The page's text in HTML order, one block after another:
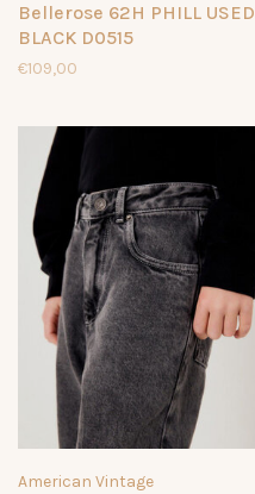
Bellerose 62H PHILL USED
BLACK D0515
€109,00
American Vintage